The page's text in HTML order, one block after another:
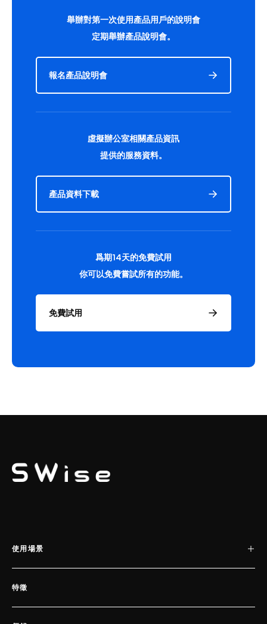
舉辦對第一次使用產品用戶的說明會
定期舉辦產品說明會。
報名產品說明會
虛擬辦公室相關產品資訊
提供的服務資料。
產品資料下載
爲期14天的免費試用
你可以免費嘗試所有的功能。
免費試用
使用場景
特徵